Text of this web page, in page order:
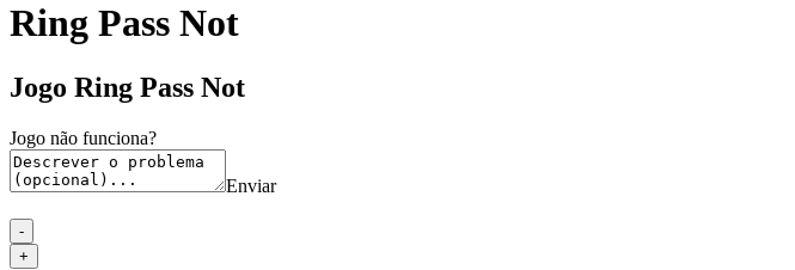
Ring Pass Not
Jogo Ring Pass Not
Jogo não funciona?
Enviar